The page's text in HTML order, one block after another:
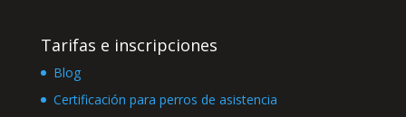
Tarifas e inscripciones
Blog
Certificación para perros de asistencia